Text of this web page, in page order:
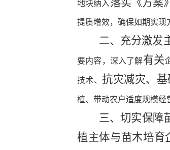
地块纳入 落实 《方案》
提质增效，确保如期实现
二、充分激发
要内容，深入了解有关
技术、抗灾减灾、
植、带动农户适度规模经
三、切实保障
植主体与苗木培育